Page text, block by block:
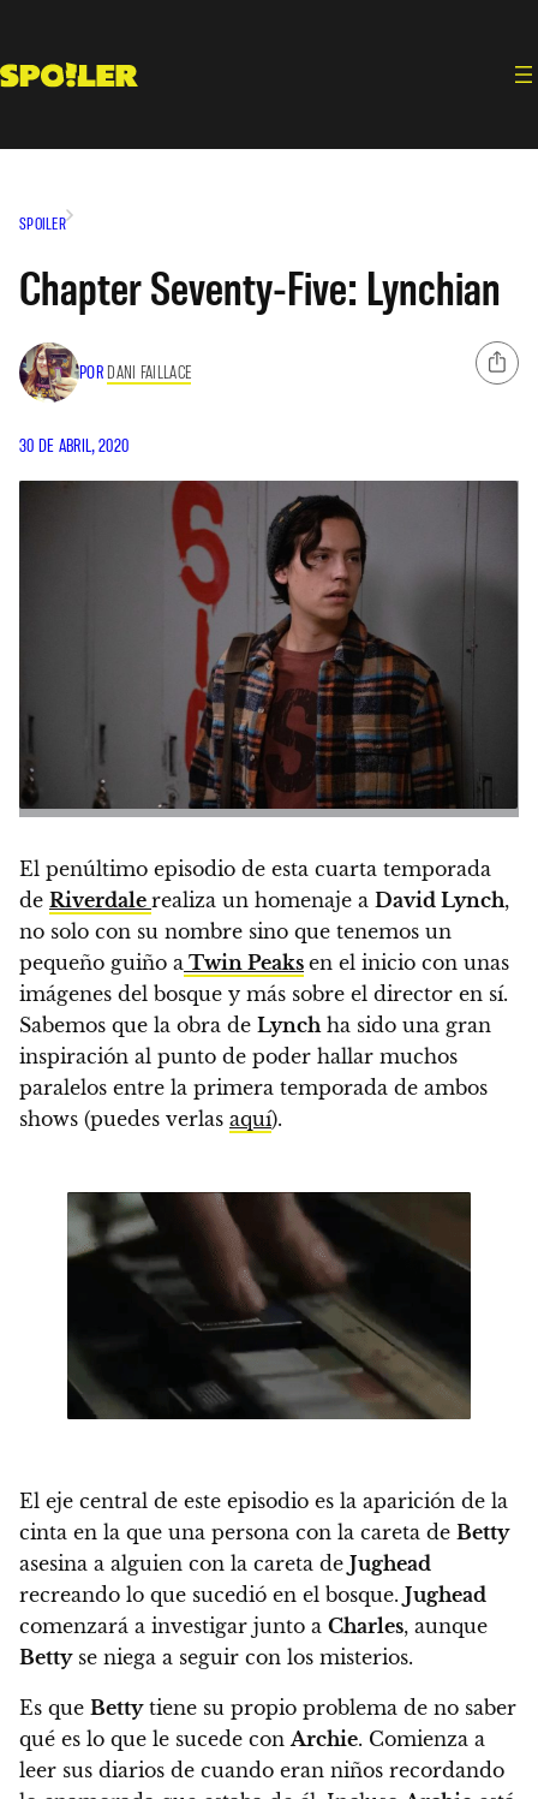
contenido
SPOILER
Chapter Seventy-Five: Lynchian
POR DANI FAILLACE
30 DE ABRIL, 2020
El penúltimo episodio de esta cuarta temporada
de Riverdale realiza un homenaje a David Lynch,
no solo con su nombre sino que tenemos un
pequeño guiño a Twin Peaks en el inicio con unas
imágenes del bosque y más sobre el director en sí.
Sabemos que la obra de Lynch ha sido una gran
inspiración al punto de poder hallar muchos
paralelos entre la primera temporada de ambos
shows (puedes verlas aquí).
El eje central de este episodio es la aparición de la
cinta en la que una persona con la careta de Betty
asesina a alguien con la careta de Jughead
recreando lo que sucedió en el bosque. Jughead
comenzará a investigar junto a Charles, aunque
Bettyse niega a seguir con los misterios.
Es que Bettytiene su propio problema de no saber
qué es lo que le sucede con Archie. Comienza a
leer sus diarios de cuando eran niños recordando